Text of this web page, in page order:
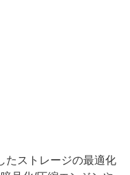
ストレージの最適化